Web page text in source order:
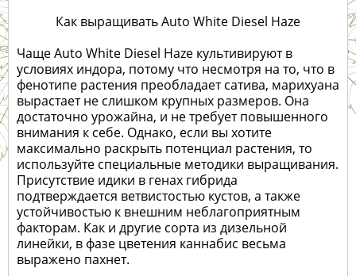
Как выращивать Auto White Diesel Haze
Чаще Auto White Diesel Haze культивируют в
условиях индора, потому что несмотря на то, что в
фенотипе растения преобладает сатива, марихуана
вырастает не слишком крупных размеров. Она
достаточно урожайна, и не требует повышенного
внимания к себе. Однако, если вы хотите
максимально раскрыть потенциал растения, то
используйте специальные методики выращивания.
Присутствие идики в генах гибрида
подтверждается ветвистостью кустов, а также
устойчивостью к внешним неблагоприятным
факторам. Как и другие сорта из дизельной
линейки, в фазе цветения каннабис весьма
выражено пахнет.